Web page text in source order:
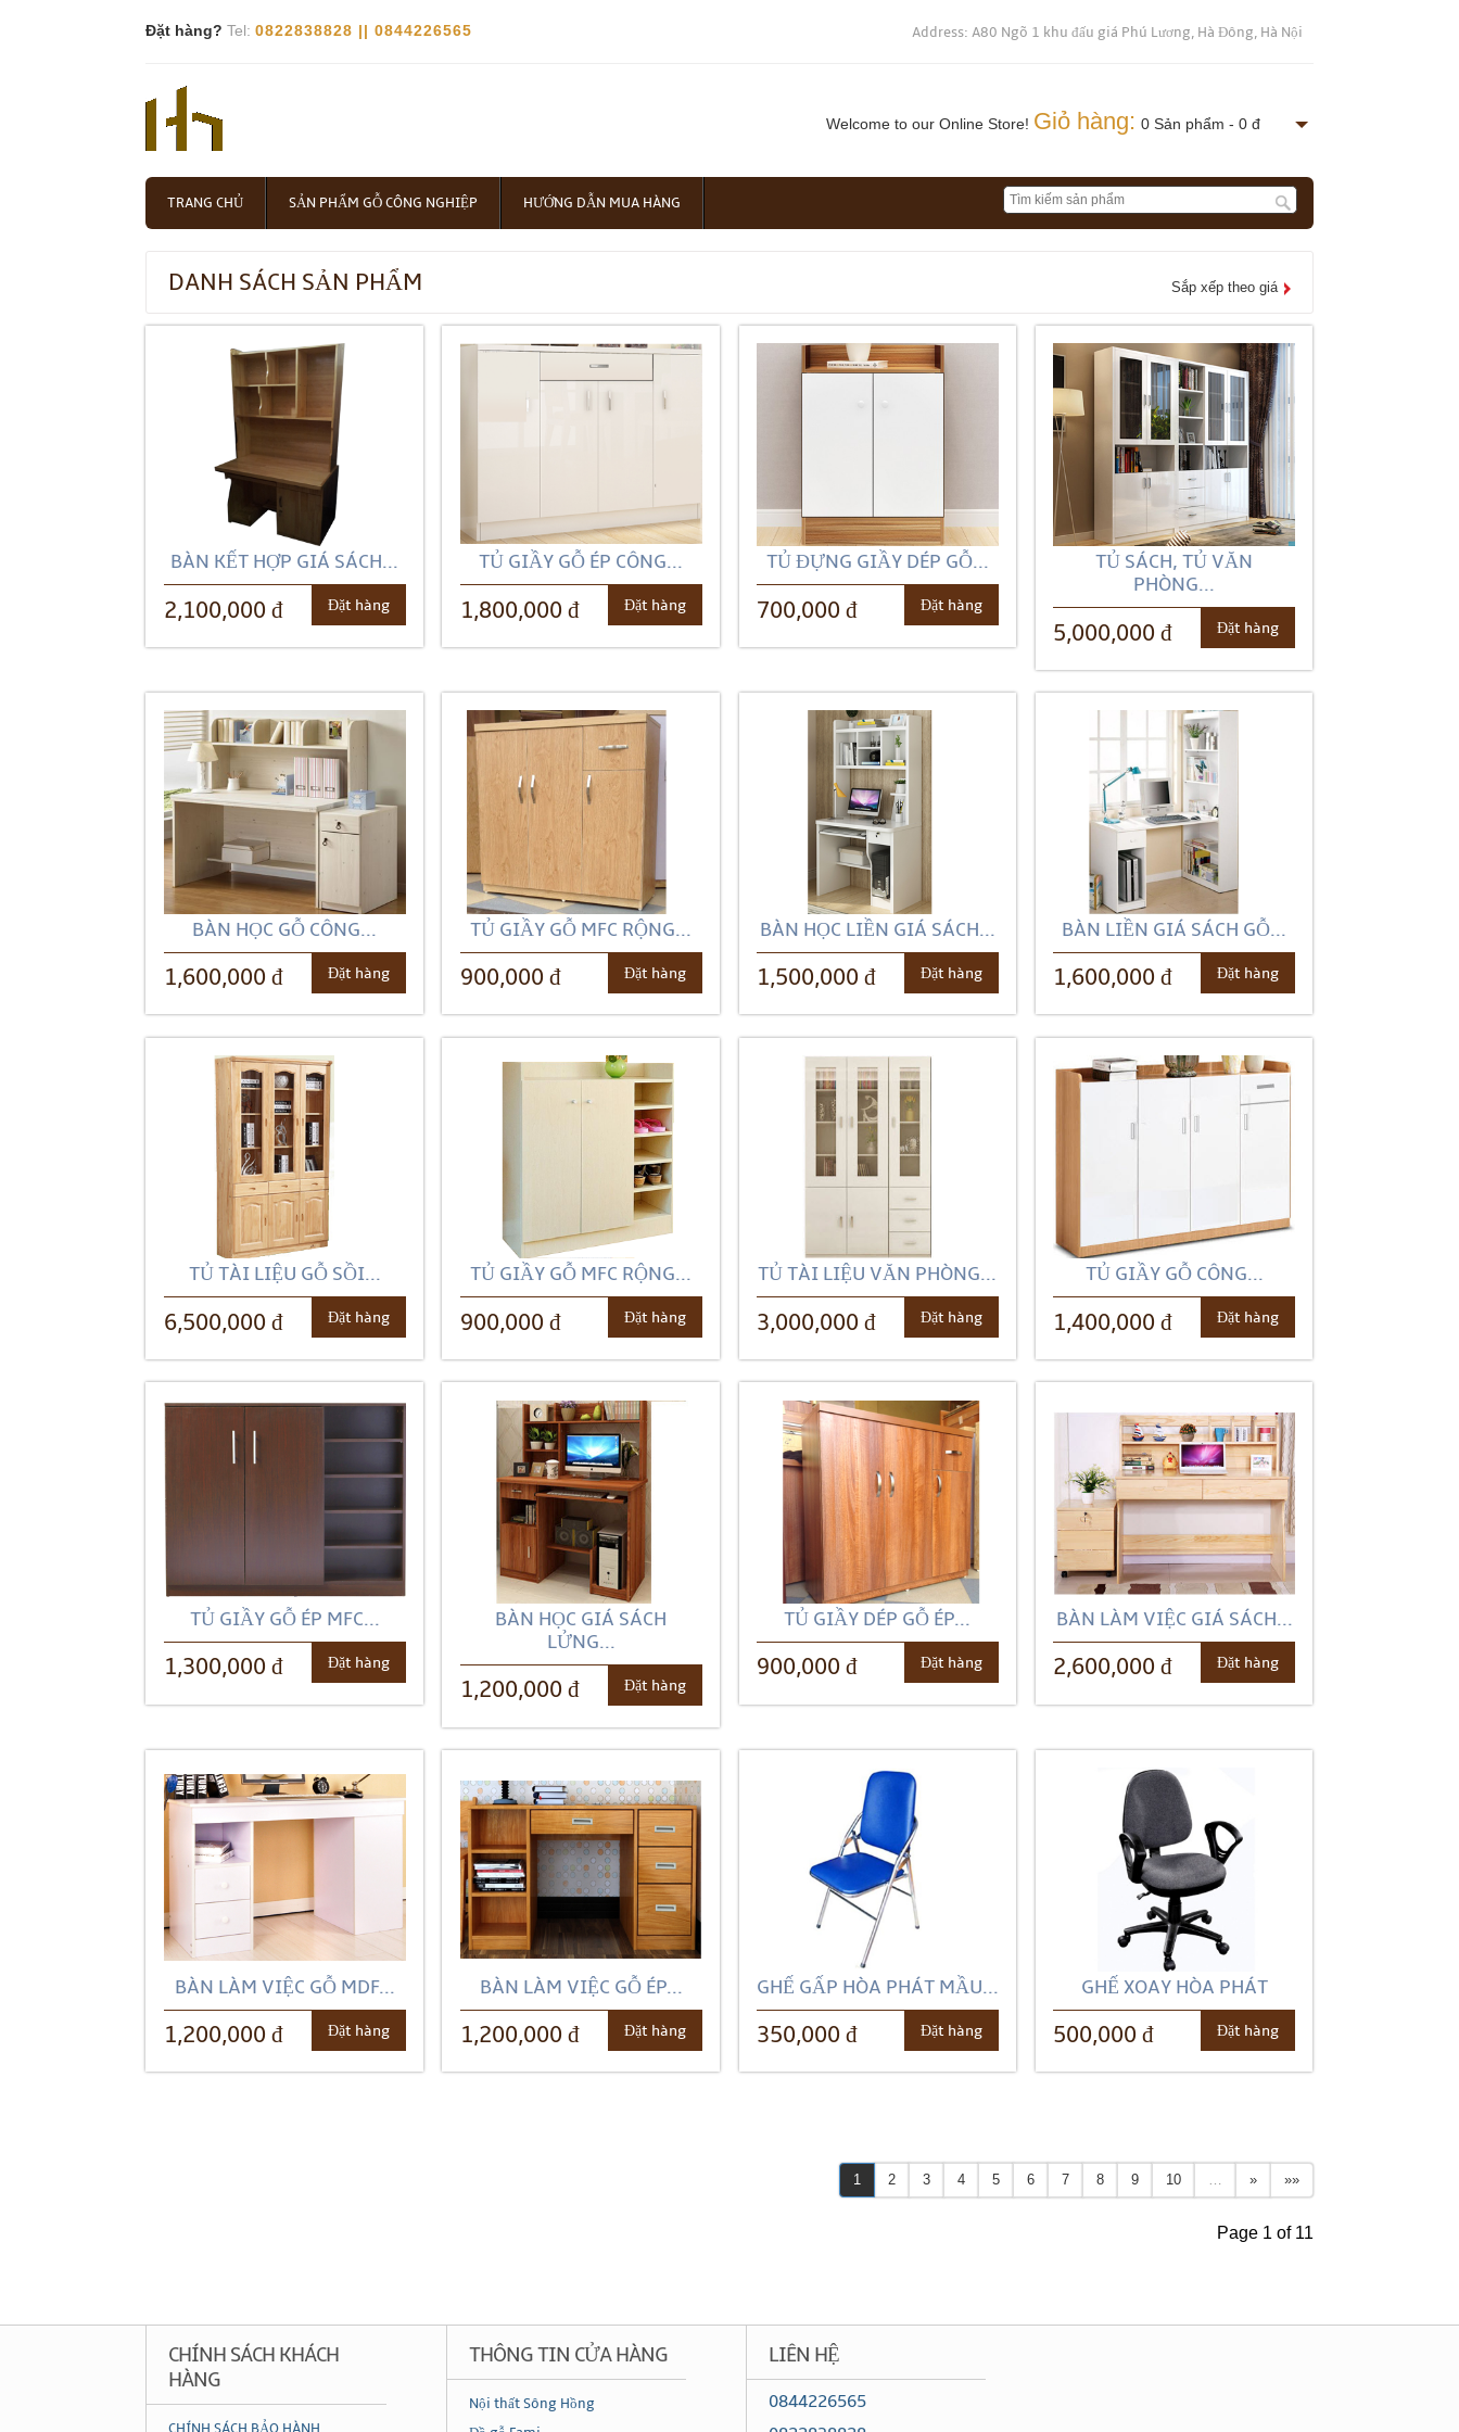
Đặt hàng? Tel:0822838828 || 0844226565 Address: A80 Ngõ 1 khu đấu giá Phú Lương, Hà Đông, Hà Nội
Welcome to our Online Store! Giỏ hàng: 0 Sản phẩm - 0 đ
TRANG CHỦ SẢN PHẨM GỖ CÔNG NGHIỆP HƯỚNG DẪN MUA HÀNG
DANH SÁCH SẢN PHẨM Sắp xếp theo giá
BÀN KẾT HỢP GIÁ SÁCH...
2,100,000 đ Đặt hàng
TỦ GIẦY GỖ ÉP CÔNG...
1,800,000 đ Đặt hàng
TỦ ĐỰNG GIẦY DÉP GỖ...
700,000 đ Đặt hàng
TỦ SÁCH, TỦ VĂN
PHÒNG...
5,000,000 đ Đặt hàng
BÀN HỌC GỖ CÔNG...
1,600,000 đ Đặt hàng
TỦ GIẦY GỖ MFC RỘNG...
900,000 đ Đặt hàng
BÀN HỌC LIỀN GIÁ SÁCH...
1,500,000 đ Đặt hàng
BÀN LIỀN GIÁ SÁCH GỖ...
1,600,000 đ Đặt hàng
TỦ TÀI LIỆU GỖ SỒI...
6,500,000 đ Đặt hàng
TỦ GIẦY GỖ MFC RỘNG...
900,000 đ Đặt hàng
TỦ TÀI LIỆU VĂN PHÒNG...
3,000,000 đ Đặt hàng
TỦ GIẦY GỖ CÔNG...
1,400,000 đ Đặt hàng
TỦ GIẦY GỖ ÉP MFC...
1,300,000 đ Đặt hàng
BÀN HỌC GIÁ SÁCH
LỬNG...
1,200,000 đ Đặt hàng
TỦ GIẦY DÉP GỖ ÉP...
900,000 đ Đặt hàng
BÀN LÀM VIỆC GIÁ SÁCH...
2,600,000 đ Đặt hàng
BÀN LÀM VIỆC GỖ MDF...
1,200,000 đ Đặt hàng
BÀN LÀM VIỆC GỖ ÉP...
1,200,000 đ Đặt hàng
GHẾ GẤP HÒA PHÁT MẦU...
350,000 đ Đặt hàng
GHẾ XOAY HÒA PHÁT
500,000 đ Đặt hàng
1 2 3 4 5 6 7 8 9 10 » »»
Page 1 of 11
CHÍNH SÁCH KHÁCH
HÀNG
THÔNG TIN CỬA HÀNG
Nội thất Sông Hồng
LIÊN HỆ
0844226565